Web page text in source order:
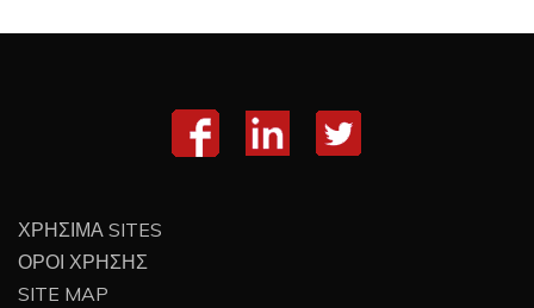
ΧΡΗΣΙΜΑ SITES
ΟΡΟΙ ΧΡΗΣΗΣ
SITE MAP